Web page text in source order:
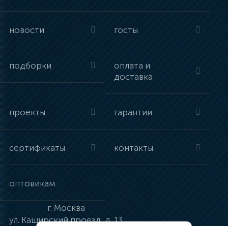
новости госты
подборки
оплата и
доставка
проекты гарантии
сертификаты контакты
оптовикам
г. Москва
ул. Каширский проезд, д. 13